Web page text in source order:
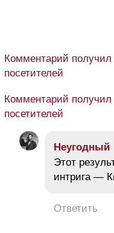
Комментарий получил
посетителей
Комментарий получил
посетителей
Неугодный
Этот
интрига —
Ответить